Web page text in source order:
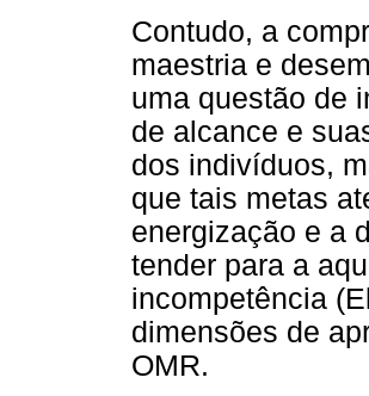
Contudo, a
maestria e
uma questão de
de alcance e
dos indivíduos,
que tais metas
energização e a
tender para a
incompetência
dimensões de
OMR.